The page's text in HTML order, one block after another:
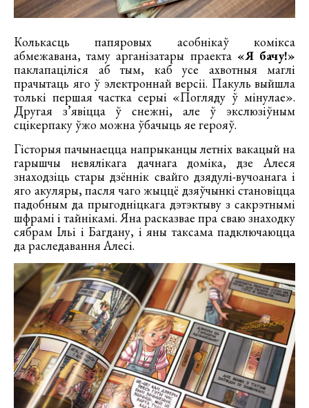
Колькасць папяровых асобнікаў комікса
абмежавана, таму арганізатары праекта «Я бачу!»
паклапаціліся аб тым, каб усе ахвотныя маглі
прачытаць яго ў электроннай версіі. Пакуль выйшла
толькі першая частка серыі «Погляду ў мінулае».
Другая з’явіцца ў снежні, але ў экслюзіўным
сцікерпаку ўжо можна ўбачыць яе герояў.
Гісторыя пачынаецца напрыканцы летніх вакацый на
гарышчы невялікага дачнага доміка, дзе Алеся
знаходзіць стары дзённік свайго дзядулі-вучоанага і
яго акуляры, пасля чаго жыццё дзяўчынкі становіцца
падобным да прыгодніцкага дэтэктыву з сакрэтнымі
шфрамі і тайнікамі. Яна расказвае пра сваю знаходку
сябрам Ільі і Багдану, і яны таксама падключаюцца
да раследавання Алесі.